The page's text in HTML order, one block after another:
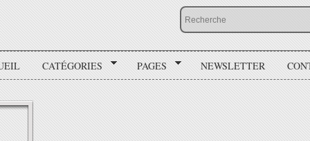
CATÉGORIES PAGES NEWSLETTER